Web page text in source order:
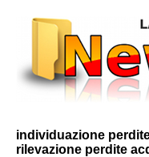
individuazione
rilevazione perdite